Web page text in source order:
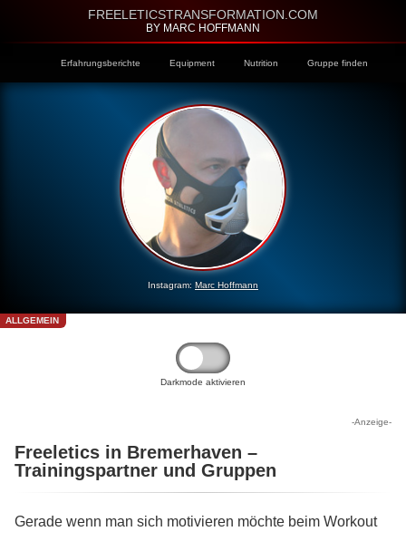
FREELETICSTRANSFORMATION.COM
BY MARC HOFFMANN
Erfahrungsberichte Equipment Nutrition Gruppe finden
Instagram: Marc Hoffmann
ALLGEMEIN
Darkmode aktivieren
-Anzeige-
Freeletics in Bremerhaven –
Trainingspartner und Gruppen
Gerade wenn man sich motivieren möchte beim Workout